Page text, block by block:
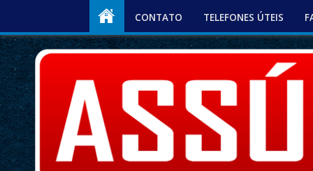
CONTATO TELEFONES ÚTEIS